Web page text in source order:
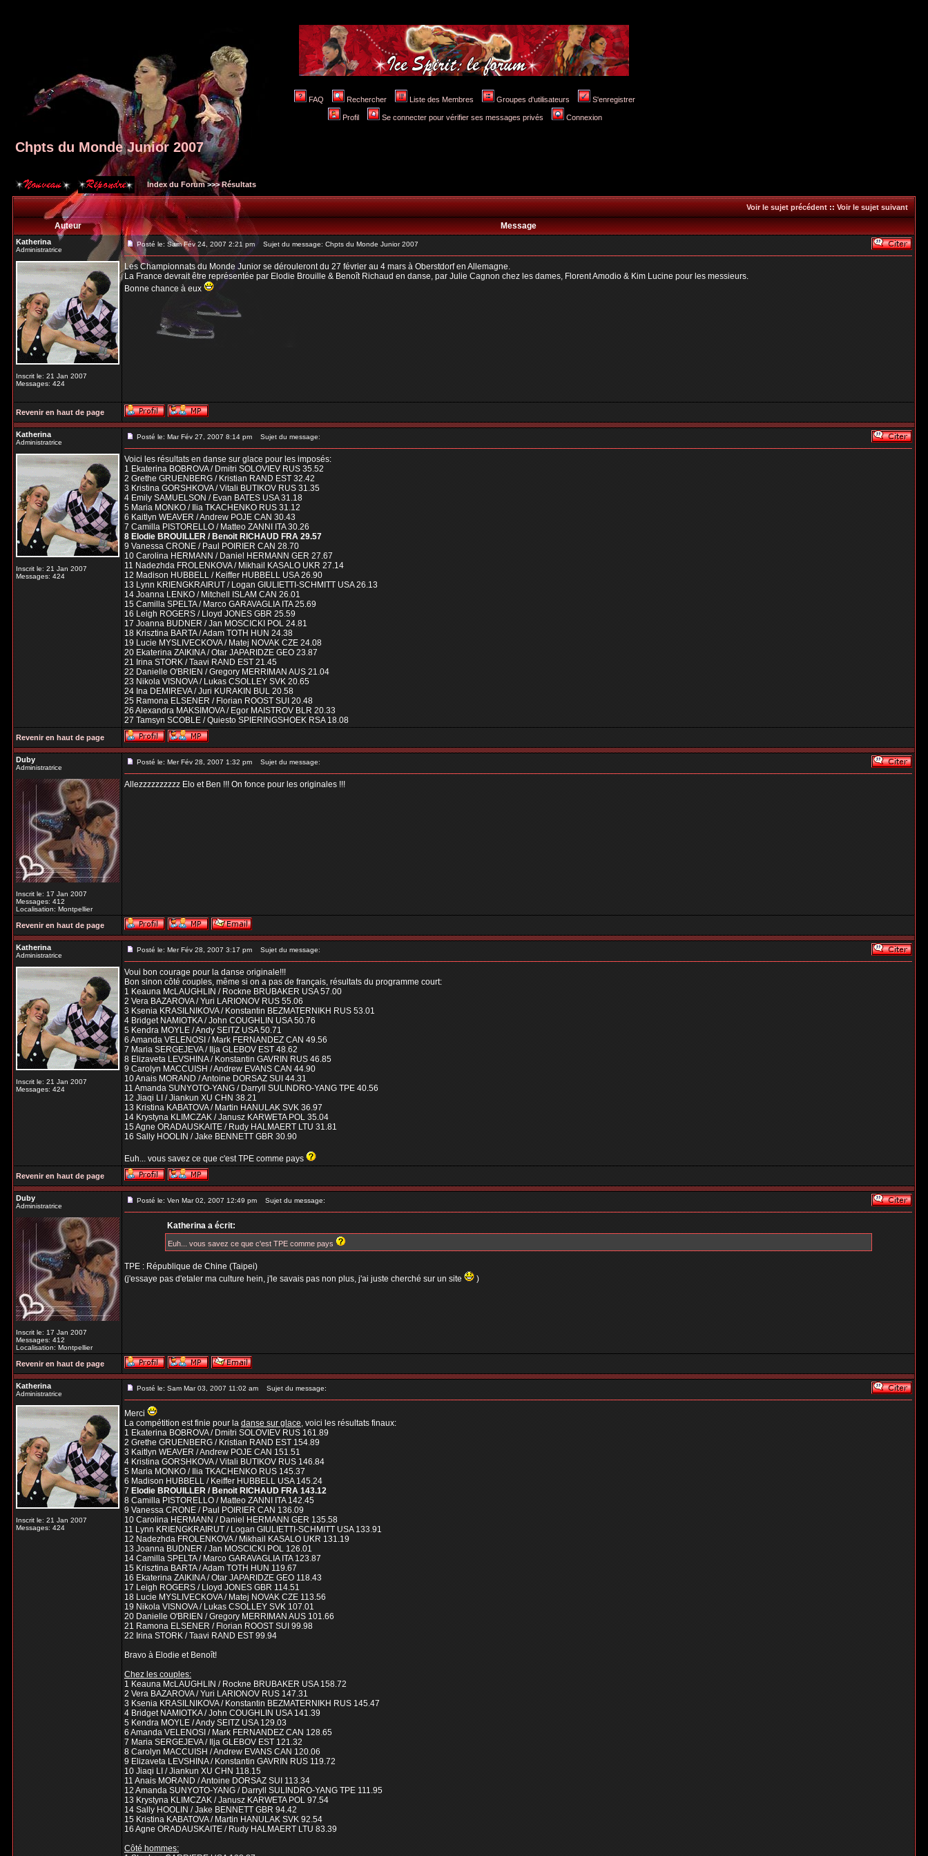
FAQ Rechercher Liste des Membres Groupes d'utilisateurs S'enregistrer
Profil Se connecter pour vérifier ses messages privés Connexion
Chpts du Monde Junior 2007
Index du Forum>>>Résultats
Voir le sujet précédent::Voir le sujet suivant
Auteur Message
Katherina
Administratrice
Inscrit le: 21 Jan 2007
Messages: 424
Posté le: Sam Fév 24, 2007 2:21 pm Sujet du message: Chpts du Monde Junior 2007
Les Championnats du Monde Junior se dérouleront du 27 février au 4 mars à Oberstdorf en Allemagne.
La France devrait être représentée par Elodie Brouille & Benoît Richaud en danse, par Julie Cagnon chez les dames, Florent Amodio & Kim Lucine pour les messieurs.
Bonne chance à eux
Revenir en haut de page
Katherina
Administratrice
Inscrit le: 21 Jan 2007
Messages: 424
Posté le: Mar Fév 27, 2007 8:14 pm Sujet du message:
Voici les résultats en danse sur glace pour les imposés:
1 Ekaterina BOBROVA / Dmitri SOLOVIEV RUS 35.52
2 Grethe GRUENBERG / Kristian RAND EST 32.42
3 Kristina GORSHKOVA / Vitali BUTIKOV RUS 31.35
4 Emily SAMUELSON / Evan BATES USA 31.18
5 Maria MONKO / Ilia TKACHENKO RUS 31.12
6 Kaitlyn WEAVER / Andrew POJE CAN 30.43
7 Camilla PISTORELLO / Matteo ZANNI ITA 30.26
8 Elodie BROUILLER / Benoit RICHAUD FRA 29.57
9 Vanessa CRONE / Paul POIRIER CAN 28.70
10 Carolina HERMANN / Daniel HERMANN GER 27.67
11 Nadezhda FROLENKOVA / Mikhail KASALO UKR 27.14
12 Madison HUBBELL / Keiffer HUBBELL USA 26.90
13 Lynn KRIENGKRAIRUT / Logan GIULIETTI-SCHMITT USA 26.13
14 Joanna LENKO / Mitchell ISLAM CAN 26.01
15 Camilla SPELTA / Marco GARAVAGLIA ITA 25.69
16 Leigh ROGERS / Lloyd JONES GBR 25.59
17 Joanna BUDNER / Jan MOSCICKI POL 24.81
18 Krisztina BARTA / Adam TOTH HUN 24.38
19 Lucie MYSLIVECKOVA / Matej NOVAK CZE 24.08
20 Ekaterina ZAIKINA / Otar JAPARIDZE GEO 23.87
21 Irina STORK / Taavi RAND EST 21.45
22 Danielle O'BRIEN / Gregory MERRIMAN AUS 21.04
23 Nikola VISNOVA / Lukas CSOLLEY SVK 20.65
24 Ina DEMIREVA / Juri KURAKIN BUL 20.58
25 Ramona ELSENER / Florian ROOST SUI 20.48
26 Alexandra MAKSIMOVA / Egor MAISTROV BLR 20.33
27 Tamsyn SCOBLE / Quiesto SPIERINGSHOEK RSA 18.08
Revenir en haut de page
Duby
Administratrice
Inscrit le: 17 Jan 2007
Messages: 412
Localisation: Montpellier
Posté le: Mer Fév 28, 2007 1:32 pm Sujet du message:
Allezzzzzzzzzz Elo et Ben !!! On fonce pour les originales !!!
Revenir en haut de page
Katherina
Administratrice
Inscrit le: 21 Jan 2007
Messages: 424
Posté le: Mer Fév 28, 2007 3:17 pm Sujet du message:
Voui bon courage pour la danse originale!!!
Bon sinon côté couples, même si on a pas de français, résultats du programme court:
1 Keauna McLAUGHLIN / Rockne BRUBAKER USA 57.00
2 Vera BAZAROVA / Yuri LARIONOV RUS 55.06
3 Ksenia KRASILNIKOVA / Konstantin BEZMATERNIKH RUS 53.01
4 Bridget NAMIOTKA / John COUGHLIN USA 50.76
5 Kendra MOYLE / Andy SEITZ USA 50.71
6 Amanda VELENOSI / Mark FERNANDEZ CAN 49.56
7 Maria SERGEJEVA / Ilja GLEBOV EST 48.62
8 Elizaveta LEVSHINA / Konstantin GAVRIN RUS 46.85
9 Carolyn MACCUISH / Andrew EVANS CAN 44.90
10 Anais MORAND / Antoine DORSAZ SUI 44.31
11 Amanda SUNYOTO-YANG / Darryll SULINDRO-YANG TPE 40.56
12 Jiaqi LI / Jiankun XU CHN 38.21
13 Kristina KABATOVA / Martin HANULAK SVK 36.97
14 Krystyna KLIMCZAK / Janusz KARWETA POL 35.04
15 Agne ORADAUSKAITE / Rudy HALMAERT LTU 31.81
16 Sally HOOLIN / Jake BENNETT GBR 30.90
Euh... vous savez ce que c'est TPE comme pays
Revenir en haut de page
Duby
Administratrice
Inscrit le: 17 Jan 2007
Messages: 412
Localisation: Montpellier
Posté le: Ven Mar 02, 2007 12:49 pm Sujet du message:
Katherina a écrit:
Euh... vous savez ce que c'est TPE comme pays
TPE : République de Chine (Taipei)
(j'essaye pas d'etaler ma culture hein, j'le savais pas non plus, j'ai juste cherché sur un site
)
Revenir en haut de page
Katherina
Administratrice
Inscrit le: 21 Jan 2007
Messages: 424
Posté le: Sam Mar 03, 2007 11:02 am Sujet du message:
Merci
La compétition est finie pour ladanse sur glace, voici les résultats finaux:
1 Ekaterina BOBROVA / Dmitri SOLOVIEV RUS 161.89
2 Grethe GRUENBERG / Kristian RAND EST 154.89
3 Kaitlyn WEAVER / Andrew POJE CAN 151.51
4 Kristina GORSHKOVA / Vitali BUTIKOV RUS 146.84
5 Maria MONKO / Ilia TKACHENKO RUS 145.37
6 Madison HUBBELL / Keiffer HUBBELL USA 145.24
7Elodie BROUILLER / Benoit RICHAUD FRA 143.12
8 Camilla PISTORELLO / Matteo ZANNI ITA 142.45
9 Vanessa CRONE / Paul POIRIER CAN 136.09
10 Carolina HERMANN / Daniel HERMANN GER 135.58
11 Lynn KRIENGKRAIRUT / Logan GIULIETTI-SCHMITT USA 133.91
12 Nadezhda FROLENKOVA / Mikhail KASALO UKR 131.19
13 Joanna BUDNER / Jan MOSCICKI POL 126.01
14 Camilla SPELTA / Marco GARAVAGLIA ITA 123.87
15 Krisztina BARTA / Adam TOTH HUN 119.67
16 Ekaterina ZAIKINA / Otar JAPARIDZE GEO 118.43
17 Leigh ROGERS / Lloyd JONES GBR 114.51
18 Lucie MYSLIVECKOVA / Matej NOVAK CZE 113.56
19 Nikola VISNOVA / Lukas CSOLLEY SVK 107.01
20 Danielle O'BRIEN / Gregory MERRIMAN AUS 101.66
21 Ramona ELSENER / Florian ROOST SUI 99.98
22 Irina STORK / Taavi RAND EST 99.94
Bravo à Elodie et Benoît!
Chez les couples:
1 Keauna McLAUGHLIN / Rockne BRUBAKER USA 158.72
2 Vera BAZAROVA / Yuri LARIONOV RUS 147.31
3 Ksenia KRASILNIKOVA / Konstantin BEZMATERNIKH RUS 145.47
4 Bridget NAMIOTKA / John COUGHLIN USA 141.39
5 Kendra MOYLE / Andy SEITZ USA 129.03
6 Amanda VELENOSI / Mark FERNANDEZ CAN 128.65
7 Maria SERGEJEVA / Ilja GLEBOV EST 121.32
8 Carolyn MACCUISH / Andrew EVANS CAN 120.06
9 Elizaveta LEVSHINA / Konstantin GAVRIN RUS 119.72
10 Jiaqi LI / Jiankun XU CHN 118.15
11 Anais MORAND / Antoine DORSAZ SUI 113.34
12 Amanda SUNYOTO-YANG / Darryll SULINDRO-YANG TPE 111.95
13 Krystyna KLIMCZAK / Janusz KARWETA POL 97.54
14 Sally HOOLIN / Jake BENNETT GBR 94.42
15 Kristina KABATOVA / Martin HANULAK SVK 92.54
16 Agne ORADAUSKAITE / Rudy HALMAERT LTU 83.39
Côté hommes: